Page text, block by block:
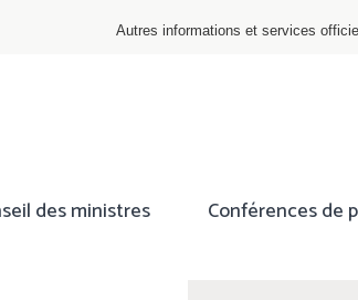
Autres informations et services
des ministres Conférences de